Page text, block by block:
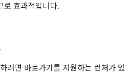
로 효과적입니다.
려면 바로가기를 지원하는 런처가 있